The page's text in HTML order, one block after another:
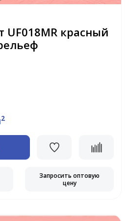
UF018MR красный
2
Запросить оптовую
цену